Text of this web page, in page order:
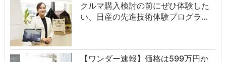
クルマ購入検討の前にぜひ体験した
い、日産の先進技術体験プログラ…
【ワンダー速報】価格は599万円か